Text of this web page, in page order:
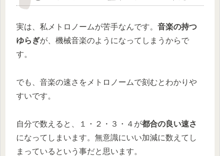
実は、私メトロノームが苦手なんです。 音楽の持つ
ゆらぎが、機械音楽のようになってしまうからで
す。
でも、音楽の速さをメトロノームで刻むとわかりや
すいです。
自分で数えると、１・２・３・４が都合の良い速さ
になってしまいます。無意識にいい加減に数えてし
まっているという事だと思います。